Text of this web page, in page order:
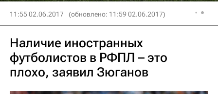
11:55 02.06.2017 (обновлено: 11:59 02.06.2017)
Наличие иностранных
футболистов в РФПЛ – это
плохо, заявил Зюганов